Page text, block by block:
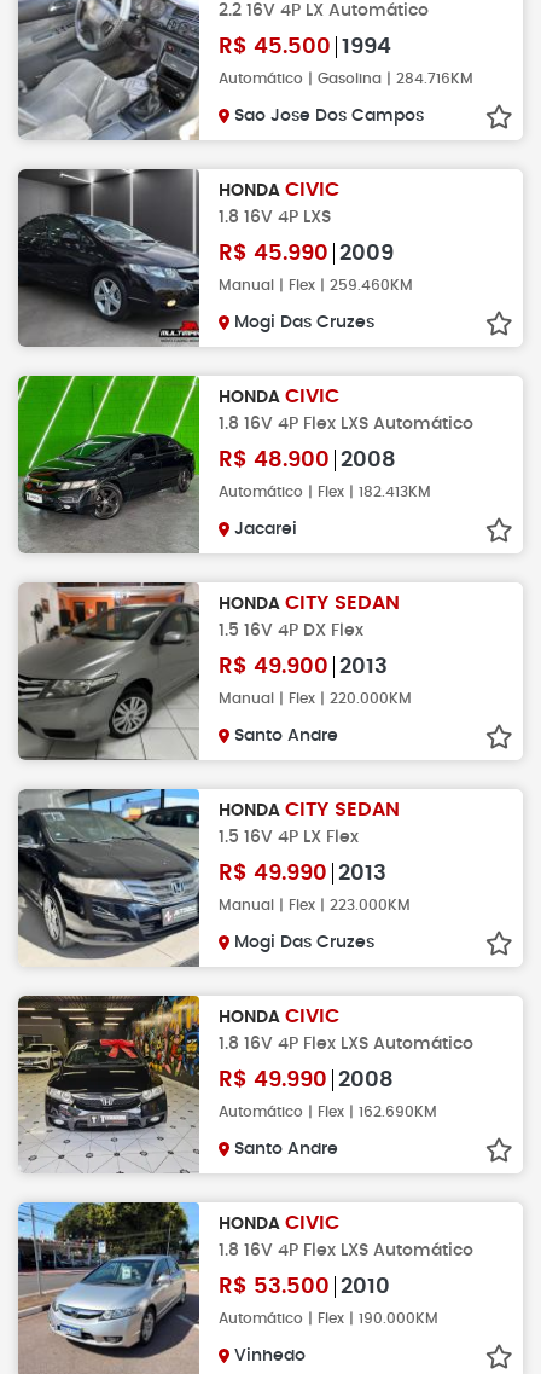
2.2 16V 4P LX Automático
R$ 45.500 1994
Automático | Gasolina | 284.716KM
Sao Jose Dos Campos
HONDA CIVIC
1.8 16V 4P LXS
R$ 45.990 2009
Manual | Flex | 259.460KM
Mogi Das Cruzes
HONDA CIVIC
1.8 16V 4P Flex LXS Automático
R$ 48.900 2008
Automático | Flex | 182.413KM
Jacarei
HONDA CITY SEDAN
1.5 16V 4P DX Flex
R$ 49.900 2013
Manual | Flex | 220.000KM
Santo Andre
HONDA CITY SEDAN
1.5 16V 4P LX Flex
R$ 49.990 2013
Manual | Flex | 223.000KM
Mogi Das Cruzes
HONDA CIVIC
1.8 16V 4P Flex LXS Automático
R$ 49.990 2008
Automático | Flex | 162.690KM
Santo Andre
HONDA CIVIC
1.8 16V 4P Flex LXS Automático
R$ 53.500 2010
Automático | Flex | 190.000KM
Vinhedo